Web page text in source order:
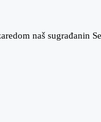
naš sugrađanin